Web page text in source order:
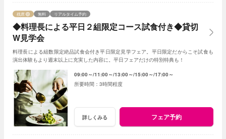
◆料理長による平日２組限定コース試食付き◆貸切
W見学会
残席 無料 リアルタイム予約
料理長による組数限定絶品試食会付き平日限定見学フェア。平日限定だからこそ試食も
演出体験もより週末以上に充実した内容に。平日フェアだけの特別特典も！
09:00～ 11:00～ 13:00～ 15:00～ 17:00～
3時間程度
詳しくみる フェア予約